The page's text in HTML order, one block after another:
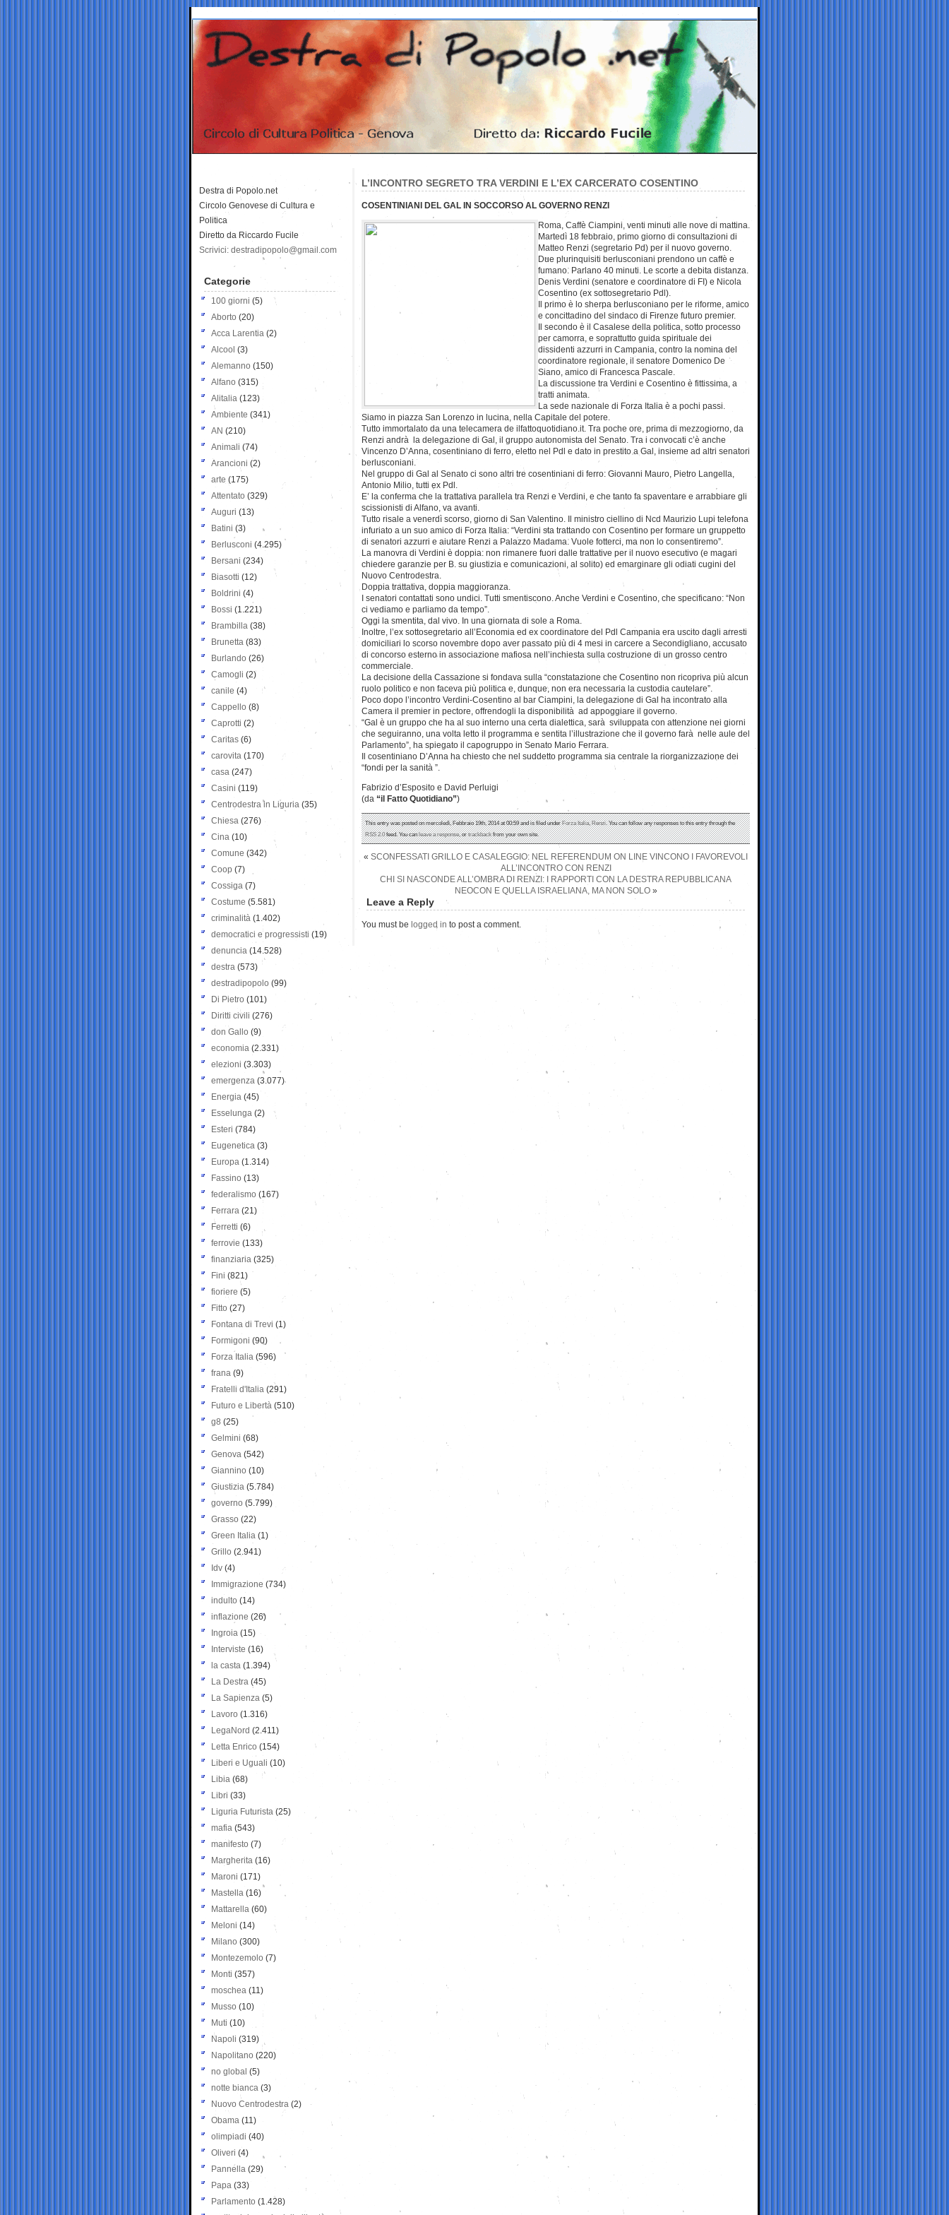
L’INCONTRO SEGRETO TRA VERDINI E L’EX CARCERATO COSENTINO
COSENTINIANI DEL GAL IN SOCCORSO AL GOVERNO RENZI
Roma, Caffè Ciampini, venti minuti alle nove di mattina.
Martedì 18 febbraio, primo giorno di consultazioni di
Matteo Renzi (segretario Pd) per il nuovo governo.
Due plurinquisiti berlusconiani prendono un caffè e
fumano. Parlano 40 minuti. Le scorte a debita distanza.
Denis Verdini (senatore e coordinatore di FI) e Nicola
Cosentino (ex sottosegretario Pdl).
Il primo è lo sherpa berlusconiano per le riforme, amico
e concittadino del sindaco di Firenze futuro premier.
Il secondo è il Casalese della politica, sotto processo
per camorra, e soprattutto guida spirituale dei
dissidenti azzurri in Campania, contro la nomina del
coordinatore regionale, il senatore Domenico De
Siano, amico di Francesca Pascale.
La discussione tra Verdini e Cosentino è fittissima, a
tratti animata.
La sede nazionale di Forza Italia è a pochi passi.
Siamo in piazza San Lorenzo in lucina, nella Capitale del potere.
Tutto immortalato da una telecamera de ilfattoquotidiano.it. Tra poche ore, prima di mezzogiorno, da
Renzi andrà la delegazione di Gal, il gruppo autonomista del Senato. Tra i convocati c’è anche
Vincenzo D’Anna, cosentiniano di ferro, eletto nel Pdl e dato in prestito a Gal, insieme ad altri senatori
berlusconiani.
Nel gruppo di Gal al Senato ci sono altri tre cosentiniani di ferro: Giovanni Mauro, Pietro Langella,
Antonio Milio, tutti ex Pdl.
E’ la conferma che la trattativa parallela tra Renzi e Verdini, e che tanto fa spaventare e arrabbiare gli
scissionisti di Alfano, va avanti.
Tutto risale a venerdì scorso, giorno di San Valentino. Il ministro ciellino di Ncd Maurizio Lupi telefona
infuriato a un suo amico di Forza Italia: “Verdini sta trattando con Cosentino per formare un gruppetto
di senatori azzurri e aiutare Renzi a Palazzo Madama. Vuole fotterci, ma non lo consentiremo”.
La manovra di Verdini è doppia: non rimanere fuori dalle trattative per il nuovo esecutivo (e magari
chiedere garanzie per B. su giustizia e comunicazioni, al solito) ed emarginare gli odiati cugini del
Nuovo Centrodestra.
Doppia trattativa, doppia maggioranza.
I senatori contattati sono undici. Tutti smentiscono. Anche Verdini e Cosentino, che specificano: “Non
ci vediamo e parliamo da tempo”.
Oggi la smentita, dal vivo. In una giornata di sole a Roma.
Inoltre, l’ex sottosegretario all’Economia ed ex coordinatore del Pdl Campania era uscito dagli arresti
domiciliari lo scorso novembre dopo aver passato più di 4 mesi in carcere a Secondigliano, accusato
di concorso esterno in associazione mafiosa nell’inchiesta sulla costruzione di un grosso centro
commerciale.
La decisione della Cassazione si fondava sulla “constatazione che Cosentino non ricopriva più alcun
ruolo politico e non faceva più politica e, dunque, non era necessaria la custodia cautelare”.
Poco dopo l’incontro Verdini-Cosentino al bar Ciampini, la delegazione di Gal ha incontrato alla
Camera il premier in pectore, offrendogli la disponibilità ad appoggiare il governo.
“Gal è un gruppo che ha al suo interno una certa dialettica, sarà sviluppata con attenzione nei giorni
che seguiranno, una volta letto il programma e sentita l’illustrazione che il governo farà nelle aule del
Parlamento”, ha spiegato il capogruppo in Senato Mario Ferrara.
Il cosentiniano D’Anna ha chiesto che nel suddetto programma sia centrale la riorganizzazione dei
“fondi per la sanità ”.
Fabrizio d’Esposito e David Perluigi
(da “il Fatto Quotidiano”)
This entry was posted on mercoledì, Febbraio 19th, 2014 at 00:59 and is filed underForza Italia,Renzi. You can follow any responses to this entry through the
RSS 2.0feed. You canleave a response, ortrackbackfrom your own site.
« SCONFESSATI GRILLO E CASALEGGIO: NEL REFERENDUM ON LINE VINCONO I FAVOREVOLI
ALL’INCONTRO CON RENZI
CHI SI NASCONDE ALL’OMBRA DI RENZI: I RAPPORTI CON LA DESTRA REPUBBLICANA
NEOCON E QUELLA ISRAELIANA, MA NON SOLO»
Leave a Reply
You must be logged in to post a comment.
Destra di Popolo.net
Circolo Genovese di Cultura e
Politica
Diretto da Riccardo Fucile
Scrivici: destradipopolo@gmail.com
Categorie
100 giorni (5)
Aborto (20)
Acca Larentia (2)
Alcool (3)
Alemanno (150)
Alfano (315)
Alitalia (123)
Ambiente (341)
AN (210)
Animali (74)
Arancioni (2)
arte (175)
Attentato (329)
Auguri (13)
Batini (3)
Berlusconi (4.295)
Bersani (234)
Biasotti (12)
Boldrini (4)
Bossi (1.221)
Brambilla (38)
Brunetta (83)
Burlando (26)
Camogli (2)
canile (4)
Cappello (8)
Caprotti (2)
Caritas (6)
carovita (170)
casa (247)
Casini (119)
Centrodestra in Liguria (35)
Chiesa (276)
Cina (10)
Comune (342)
Coop (7)
Cossiga (7)
Costume (5.581)
criminalità (1.402)
democratici e progressisti (19)
denuncia (14.528)
destra (573)
destradipopolo (99)
Di Pietro (101)
Diritti civili (276)
don Gallo (9)
economia (2.331)
elezioni (3.303)
emergenza (3.077)
Energia (45)
Esselunga (2)
Esteri (784)
Eugenetica (3)
Europa (1.314)
Fassino (13)
federalismo (167)
Ferrara (21)
Ferretti (6)
ferrovie (133)
finanziaria (325)
Fini (821)
fioriere (5)
Fitto (27)
Fontana di Trevi (1)
Formigoni (90)
Forza Italia (596)
frana (9)
Fratelli d'Italia (291)
Futuro e Libertà (510)
g8 (25)
Gelmini (68)
Genova (542)
Giannino (10)
Giustizia (5.784)
governo (5.799)
Grasso (22)
Green Italia (1)
Grillo (2.941)
Idv (4)
Immigrazione (734)
indulto (14)
inflazione (26)
Ingroia (15)
Interviste (16)
la casta (1.394)
La Destra (45)
La Sapienza (5)
Lavoro (1.316)
LegaNord (2.411)
Letta Enrico (154)
Liberi e Uguali (10)
Libia (68)
Libri (33)
Liguria Futurista (25)
mafia (543)
manifesto (7)
Margherita (16)
Maroni (171)
Mastella (16)
Mattarella (60)
Meloni (14)
Milano (300)
Montezemolo (7)
Monti (357)
moschea (11)
Musso (10)
Muti (10)
Napoli (319)
Napolitano (220)
no global (5)
notte bianca (3)
Nuovo Centrodestra (2)
Obama (11)
olimpiadi (40)
Oliveri (4)
Pannella (29)
Papa (33)
Parlamento (1.428)